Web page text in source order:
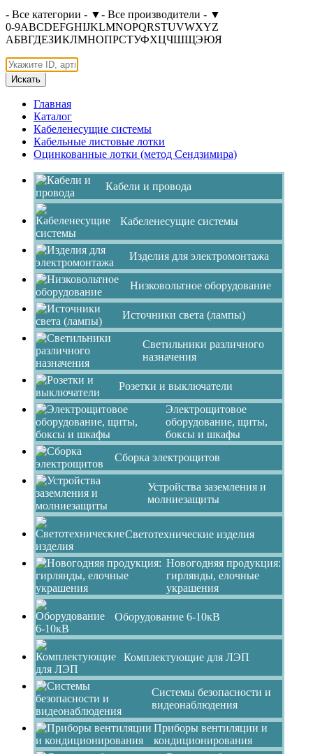
- Все категории - ▼- Все производители - ▼
0-9ABCDEFGHIJKLMNOPQRSTUVWXYZ
АБВГДЕЗИКЛМНОПРСТУФХЦЧШЩЭЮЯ
Искать
Главная
Каталог
Кабеленесущие системы
Кабельные листовые лотки
Оцинкованные лотки (метод Сендзимира)
Кабели и провода
Кабеленесущие системы
Изделия для электромонтажа
Низковольтное оборудование
Источники света (лампы)
Светильники различного
назначения
Розетки и выключатели
Электрощитовое
оборудование, щиты,
боксы и шкафы
Сборка электрощитов
Устройства заземления и
молниезащиты
Светотехнические изделия
Новогодняя продукция:
гирлянды, елочные
украшения
Оборудование 6-10кВ
Комплектующие для ЛЭП
Системы безопасности и
видеонаблюдения
Приборы вентиляции и
кондиционирования